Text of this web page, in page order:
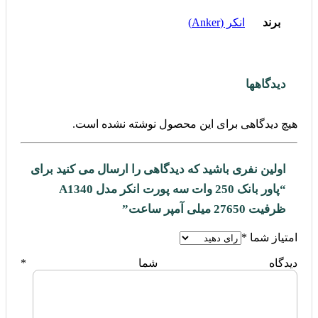
برند انکر (Anker)
دیدگاهها
هیچ دیدگاهی برای این محصول نوشته نشده است.
اولین نفری باشید که دیدگاهی را ارسال می کنید برای
“پاور بانک 250 وات سه پورت انکر مدل A1340
ظرفیت 27650 میلی آمپر ساعت”
امتیاز شما *
دیدگاه شما *